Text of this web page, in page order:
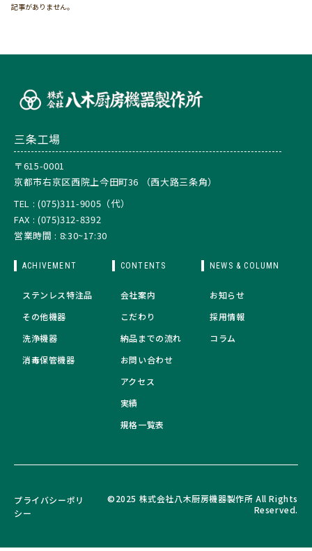
記事がありません。
三条工場
〒615-0001
京都市右京区西院上今田町36 （西大路三条角）
TEL : (075)311-9005（代）
FAX : (075)312-8392
営業時間 : 8:30~17:30
ACHIVEMENT
ステンレス特注品
その他機器
洗浄機器
消毒保管機器
CONTENTS
会社案内
こだわり
納品までの流れ
お問い合わせ
アクセス
実績
規格一覧表
NEWS & COLUMN
お知らせ
採用情報
コラム
プライバシーポリ
シー
©2025 株式会社八木厨房機器製作所 All Rights
Reserved.